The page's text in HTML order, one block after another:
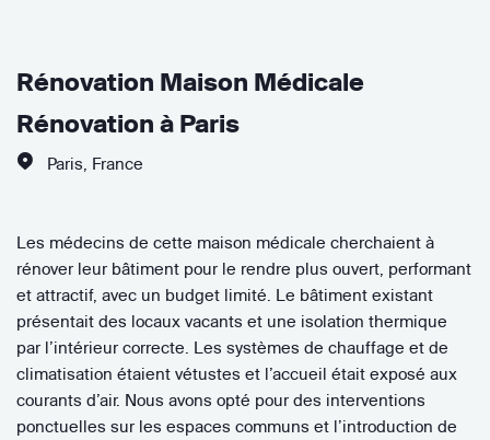
Rénovation Maison Médicale
Rénovation à Paris
Paris France
Les médecins de cette maison médicale cherchaient à
rénover leur bâtiment pour le rendre plus ouvert, performant
et attractif, avec un budget limité. Le bâtiment existant
présentait des locaux vacants et une isolation thermique
par l’intérieur correcte. Les systèmes de chauffage et de
climatisation étaient vétustes et l’accueil était exposé aux
courants d’air. Nous avons opté pour des interventions
ponctuelles sur les espaces communs et l’introduction de